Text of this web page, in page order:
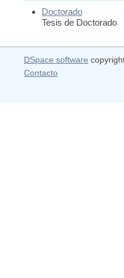
Doctorado
Tesis de Doctorado
DSpace software
Contacto